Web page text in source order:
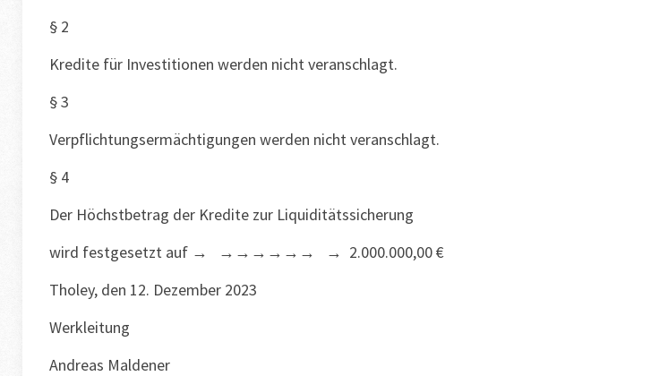
§ 2
Kredite für Investitionen werden nicht veranschlagt.
§ 3
Verpflichtungsermächtigungen werden nicht veranschlagt.
§ 4
Der Höchstbetrag der Kredite zur Liquiditätssicherung
wird festgesetzt auf → →→→→→→ → 2.000.000,00 €
Tholey, den 12. Dezember 2023
Werkleitung
Andreas Maldener